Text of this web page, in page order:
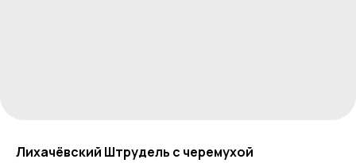
Лихачёвский Штрудель с черемухой